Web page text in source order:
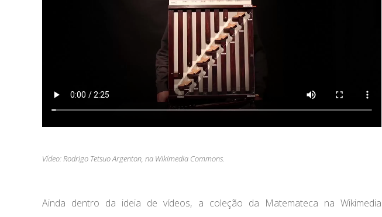
Vídeo: Rodrigo Tetsuo Argenton, na Wikimedia Commons.
Ainda dentro da ideia de vídeos, a coleção da Matemateca na Wikimedia